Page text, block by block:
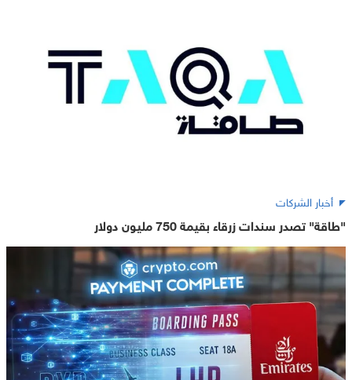
أخبار الشركات
"طاقة" تصدر سندات زرقاء بقيمة 750 مليون دولار